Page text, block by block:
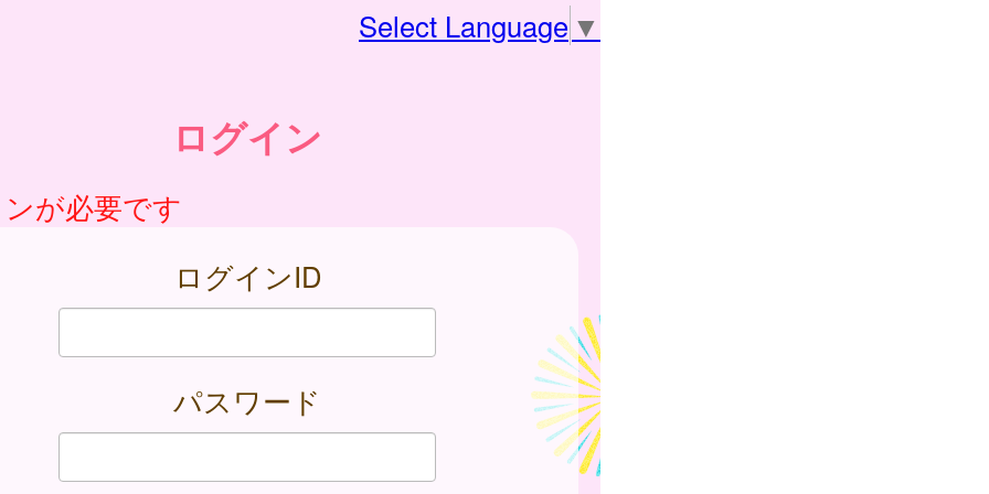
Select Language ▼
ログイン
が必要です
ログインID
パスワード